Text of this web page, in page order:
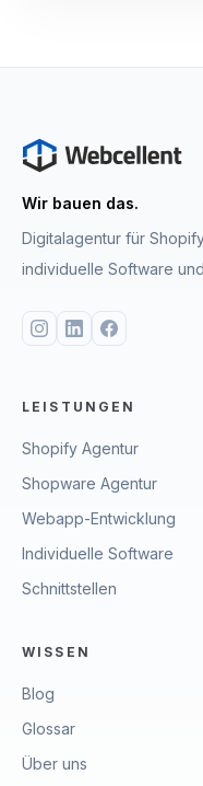
Wir bauen das.
Digitalagentur für
individuelle Software
LEISTUNGEN
Shopify Agentur
Shopware Agentur
Webapp-Entwicklung
Individuelle Software
Schnittstellen
WISSEN
Blog
Glossar
Über uns